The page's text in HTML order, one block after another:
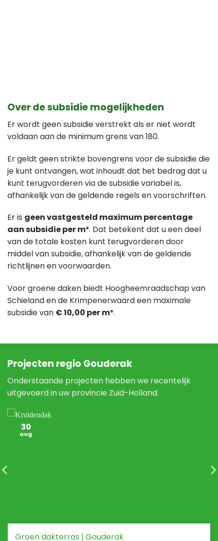
Over de subsidie mogelijkheden
Er wordt geen subsidie verstrekt als er niet wordt
voldaan aan de minimum grens van 180.
Er geldt geen strikte bovengrens voor de subsidie die
je kunt ontvangen, wat inhoudt dat het bedrag dat u
kunt terugvorderen via de subsidie variabel is,
afhankelijk van de geldende regels en voorschriften.
Er is geen vastgesteld maximum percentage
aan subsidie per m². Dat betekent dat u een deel
van de totale kosten kunt terugvorderen door
middel van subsidie, afhankelijk van de geldende
richtlijnen en voorwaarden.
Voor groene daken biedt Hoogheemraadschap van
Schieland en de Krimpenerwaard een maximale
subsidie van € 10,00 per m².
Projecten regio Gouderak
Onderstaande projecten hebben we recentelijk
uitgevoerd in uw provincie Zuid-Holland.
Groen dakterras | Gouderak
30
aug